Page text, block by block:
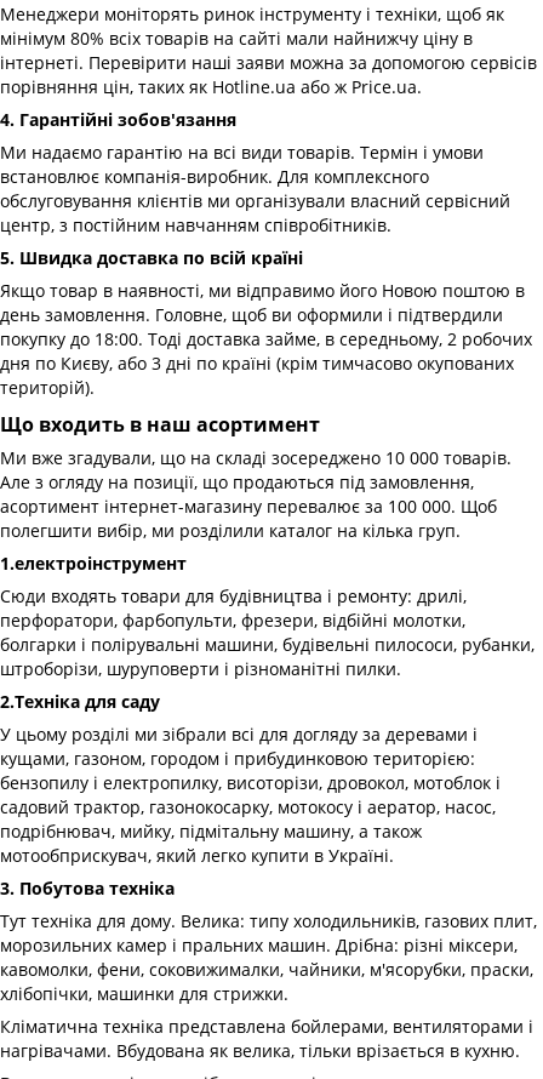
Менеджери моніторять ринок інструменту і техніки, щоб як
мінімум 80% всіх товарів на сайті мали найнижчу ціну в
інтернеті. Перевірити наші заяви можна за допомогою сервісів
порівняння цін, таких як Hotline.ua або ж Price.ua.
4. Гарантійні зобов'язання
Ми надаємо гарантію на всі види товарів. Термін і умови
встановлює компанія-виробник. Для комплексного
обслуговування клієнтів ми організували власний сервісний
центр, з постійним навчанням співробітників.
5. Швидка доставка по всій країні
Якщо товар в наявності, ми відправимо його Новою поштою в
день замовлення. Головне, щоб ви оформили і підтвердили
покупку до 18:00. Тоді доставка займе, в середньому, 2 робочих
дня по Києву, або 3 дні по країні (крім тимчасово окупованих
територій).
Що входить в наш асортимент
Ми вже згадували, що на складі зосереджено 10 000 товарів.
Але з огляду на позиції, що продаються під замовлення,
асортимент інтернет-магазину перевалює за 100 000. Щоб
полегшити вибір, ми розділили каталог на кілька груп.
1.електроінструмент
Сюди входять товари для будівництва і ремонту: дрилі,
перфоратори, фарбопульти, фрезери, відбійні молотки,
болгарки і полірувальні машини, будівельні пилососи, рубанки,
штроборізи, шуруповерти і різноманітні пилки.
2.Техніка для саду
У цьому розділі ми зібрали всі для догляду за деревами і
кущами, газоном, городом і прибудинковою територією:
бензопилу і електропилку, висоторізи, дровокол, мотоблок і
садовий трактор, газонокосарку, мотокосу і аератор, насос,
подрібнювач, мийку, підмітальну машину, а також
мотообприскувач, який легко купити в Україні.
3. Побутова техніка
Тут техніка для дому. Велика: типу холодильників, газових плит,
морозильних камер і пральних машин. Дрібна: різні міксери,
кавомолки, фени, соковижималки, чайники, м'ясорубки, праски,
хлібопічки, машинки для стрижки.
Кліматична техніка представлена ​​бойлерами, вентиляторами і
нагрівачами. Вбудована як велика, тільки врізається в кухню.